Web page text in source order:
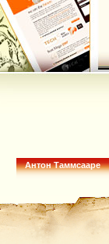
Антон Таммсааре